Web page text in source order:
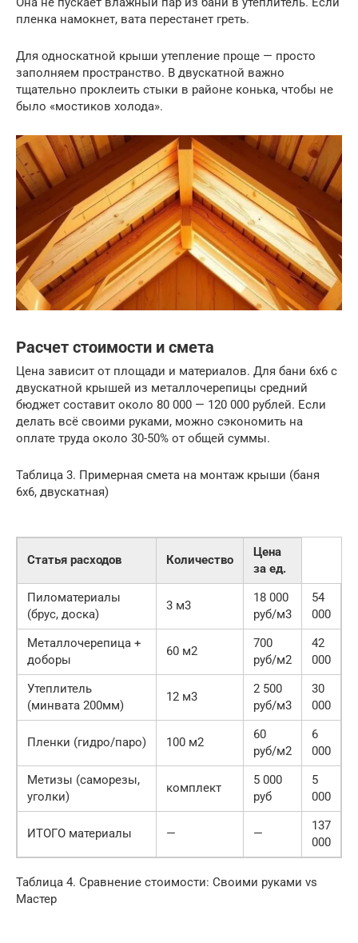
пленка намокнет, вата перестанет греть.
Для односкатной крыши утепление проще — просто
заполняем пространство. В двускатной важно
тщательно проклеить стыки в районе конька, чтобы не
было «мостиков холода».
Расчет стоимости и смета
Цена зависит от площади и материалов. Для бани 6х6 с
двускатной крышей из металлочерепицы средний
бюджет составит около 80 000 — 120 000 рублей. Если
делать всё своими руками, можно сэкономить на
оплате труда около 30-50% от общей суммы.
Таблица 3. Примерная смета на монтаж крыши (баня
6х6, двускатная)
Статья расходов Количество
Цена
за ед.
Пиломатериалы
(брус, доска)
3 м3
18 000
руб/м3
54
000
Металлочерепица +
доборы
60 м2
700
руб/м2
42
000
Утеплитель
(минвата 200мм)
12 м3
2 500
руб/м3
30
000
Пленки (гидро/паро) 100 м2
60
руб/м2
6
000
Метизы (саморезы,
уголки)
комплект
5 000
руб
5
000
ИТОГО материалы — —
137
000
Таблица 4. Сравнение стоимости: Своими руками vs
Мастер